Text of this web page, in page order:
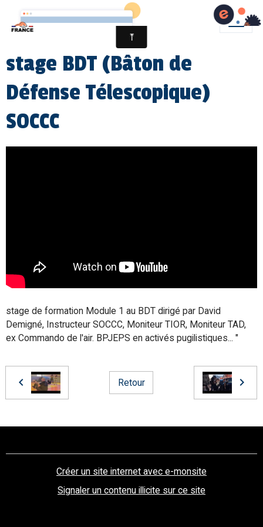
stage BDT (Bâton de
Défense Télescopique)
SOCCC
stage de formation Module 1 au BDT dirigé par David
Demigné, Instructeur SOCCC, Moniteur TIOR, Moniteur TAD,
ex Commando de l'air. BPJEPS en activés pugilistiques... "
Retour
Créer un site internet avec e-monsite
Signaler un contenu illicite sur ce site